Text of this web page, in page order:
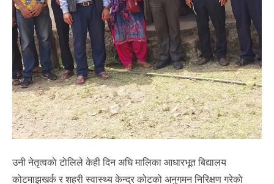
उनी नेतृत्वकाे टाेलिले केही दिन अघि मालिका आधारभूत बिद्यालय
कोटमाझखर्क र शहरी स्वास्थ्य केन्द्र कोटको अनुगमन निरिक्षण गरेकाे